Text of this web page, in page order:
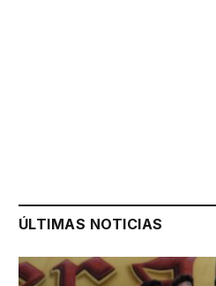
ÚLTIMAS NOTICIAS